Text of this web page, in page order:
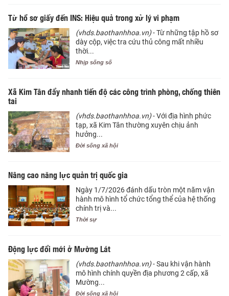
Từ hồ sơ giấy đến INS: Hiệu quả trong xử lý vi phạm
(vhds.baothanhhoa.vn)- Từ những tập hồ sơ
dày cộp, việc tra cứu thủ công mất nhiều
thời...
Nhịp sống số
Xã Kim Tân đẩy nhanh tiến độ các công trình phòng, chống thiên
tai
(vhds.baothanhhoa.vn)- Với địa hình phức
tạp, xã Kim Tân thường xuyên chịu ảnh
hưởng...
Đời sống xã hội
Nâng cao năng lực quản trị quốc gia
Ngày 1/7/2026 đánh dấu tròn một năm vận
hành mô hình tổ chức tổng thể của hệ thống
chính trị và...
Thời sự
Động lực đổi mới ở Mường Lát
(vhds.baothanhhoa.vn)- Sau khi vận hành
mô hình chính quyền địa phương 2 cấp, xã
Mường...
Đời sống xã hội